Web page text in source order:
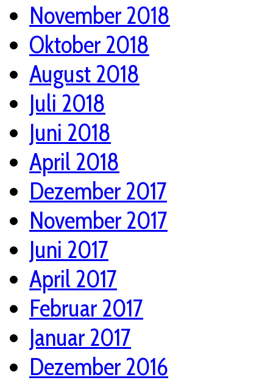
November 2018
Oktober 2018
August 2018
Juli 2018
Juni 2018
April 2018
Dezember 2017
November 2017
Juni 2017
April 2017
Februar 2017
Januar 2017
Dezember 2016